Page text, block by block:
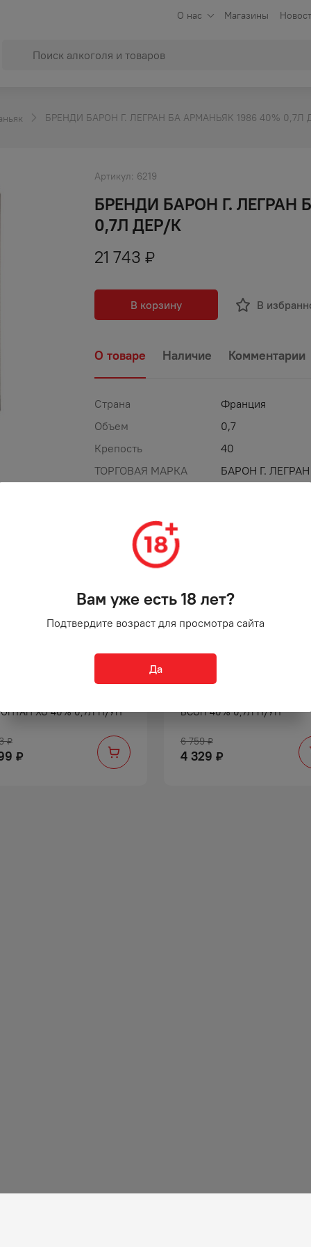
О нас Магазины
БРЕНДИ БАРОН Г. ЛЕГРАН БА АРМАНЬЯК 1986 40% 0,7Л
Артикул: 6219
БРЕНДИ БАРОН Г. ЛЕГРАН
0,7Л ДЕР/К
21 743 ₽
В корзину В
О товаре Наличие Комментарии
Страна
Франция
Объем
0,7
Крепость
40
ТОРГОВАЯ МАРКА
БАРОН Г. ЛЕГРАН
ХО 40% 0,7Л П/УП
₽
₽
БРЕНДИ АРМАНЬЯК
ВСОП 40% 0,7Л П/УП
6 759 ₽
4 329 ₽
Вам уже есть 18 лет?
Подтвердите возраст для просмотра сайта
Да